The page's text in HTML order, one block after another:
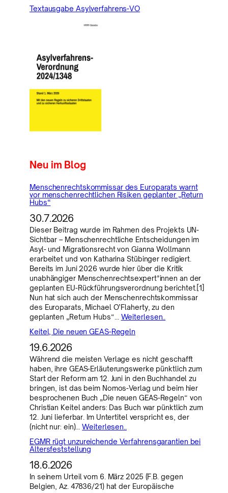
Textausgabe Asylverfahrens-VO
Neu im Blog
Menschenrechtskommissar des Europarats warnt
vor menschenrechtlichen Risiken geplanter „Return
Hubs“
30.7.2026
Dieser Beitrag wurde im Rahmen des Projekts UN-
Sichtbar – Menschenrechtliche Entscheidungen im
Asyl- und Migrationsrecht von Gianna Wollmann
erarbeitet und von Katharina Stübinger redigiert.
Bereits im Juni 2026 wurde hier über die Kritik
unabhängiger Menschenrechtsexpert*innen an der
geplanten EU-Rückführungsverordnung berichtet.[1]
Nun hat sich auch der Menschenrechtskommissar
des Europarats, Michael O’Flaherty, zu den
geplanten „Return Hubs“… Weiterlesen..
Keitel, Die neuen GEAS-Regeln
19.6.2026
Während die meisten Verlage es nicht geschafft
haben, ihre GEAS-Erläuterungswerke pünktlich zum
Start der Reform am 12. Juni in den Buchhandel zu
bringen, ist das beim Nomos-Verlag und beim hier
besprochenen Buch „Die neuen GEAS-Regeln“ von
Christian Keitel anders: Das Buch war pünktlich zum
12. Juni lieferbar. Im Untertitel verspricht es, der
(nicht nur: ein)…Weiterlesen..
EGMR rügt unzureichende Verfahrensgarantien bei
Altersfeststellung
18.6.2026
In seinem Urteil vom 6. März 2025 (F.B. gegen
Belgien, Az. 47836/21) hat der Europäische